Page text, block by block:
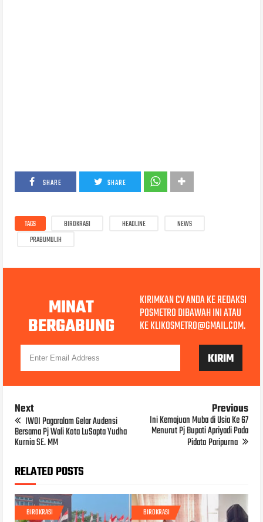
SHARE SHARE
TAGS BIROKRASI HEADLINE
NEWS
PRABUMULIH
MINAT
BERGABUNG
KIRIMKAN CV ANDA KE REDAKSI
POSMETRO DIBAWAH INI ATAU
KE KLIKOSMETRO@GMAIL.COM.
Next
IWOI Pagaralam Gelar Audensi
Bersama Pj Wali Kota LuSapta Yudha
Kurnia SE. MM
Previous
Ini Kemajuan Muba di Usia Ke 67
Menurut Pj Bupati Apriyadi Pada
Pidato Paripurna
RELATED POSTS
BIROKRASI BIROKRASI